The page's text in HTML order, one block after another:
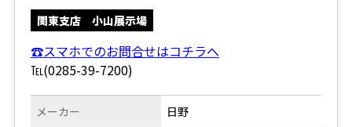
関東支店 小山展示場
☎スマホでのお問合せはコチラへ
℡(0285-39-7200)
メーカー 日野